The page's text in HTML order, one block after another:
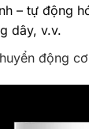
– tự động
dây, v.v.‎
động